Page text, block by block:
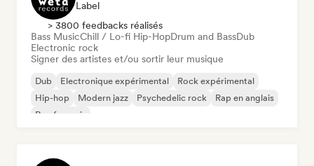
Label
> 3800 feedbacks réalisés
Bass MusicChill / Lo-fi Hip-HopDrum and BassDub
Electronic rock
Signer des artistes et/ou sortir leur musique
Dub Electronique expérimental
Rock expérimental
Hip-hop
Modern jazz Psychedelic rock
Rap en anglais
Rap francais